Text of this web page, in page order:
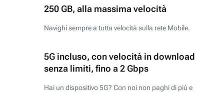
250 GB, alla massima velocità
Navighi sempre a tutta velocità sulla rete Mobile.
5G incluso, con velocità in download
senza limiti, fino a 2 Gbps
Hai un dispositivo 5G? Con noi non paghi di più e